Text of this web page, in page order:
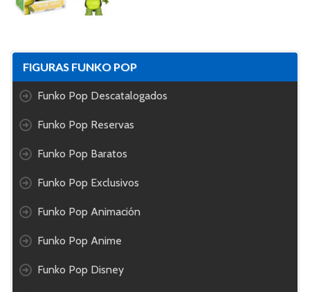
FIGURAS FUNKO POP
Funko Pop Descatalogados
Funko Pop Reservas
Funko Pop Baratos
Funko Pop Exclusivos
Funko Pop Animación
Funko Pop Anime
Funko Pop Disney